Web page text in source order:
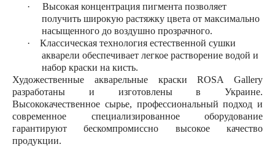
·
Высокая концентрация пигмента позволяет
получить широкую растяжку цвета от максимально
насыщенного до воздушно прозрачного.
·
Классическая технология естественной сушки
акварели обеспечивает легкое растворение водой и
набор краски на кисть.
Художественные акварельные краски ROSA Gallery
разработаны и изготовлены в Украине.
Высококачественное сырье, профессиональный подход и
современное специализированное оборудование
гарантируют бескомпромиссно высокое качество
продукции.